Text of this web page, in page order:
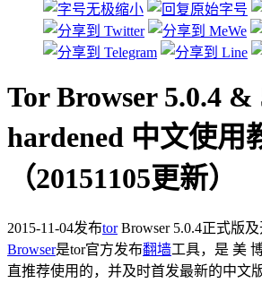
Tor Browser 5.0.4 &
hardened 中文使用
（20151105更新）
2015-11-04发布torBrowser 5.0.4正式版及
Browser是tor官方发布翻墙工具，是 美
直推荐使用的，并及时首发最新的中文